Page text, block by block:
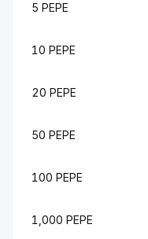
5 PEPE
10 PEPE
20 PEPE
50 PEPE
100 PEPE
1,000 PEPE